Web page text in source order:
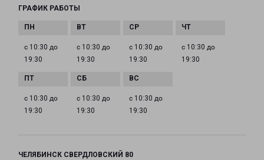
ГРАФИК РАБОТЫ
с 10:30 до
19:30
с 10:30 до
19:30
с 10:30 до
19:30
с 10:30 до
19:30
с 10:30 до
19:30
с 10:30 до
19:30
с 10:30 до
19:30
ЧЕЛЯБИНСК СВЕРДЛОВСКИЙ 80